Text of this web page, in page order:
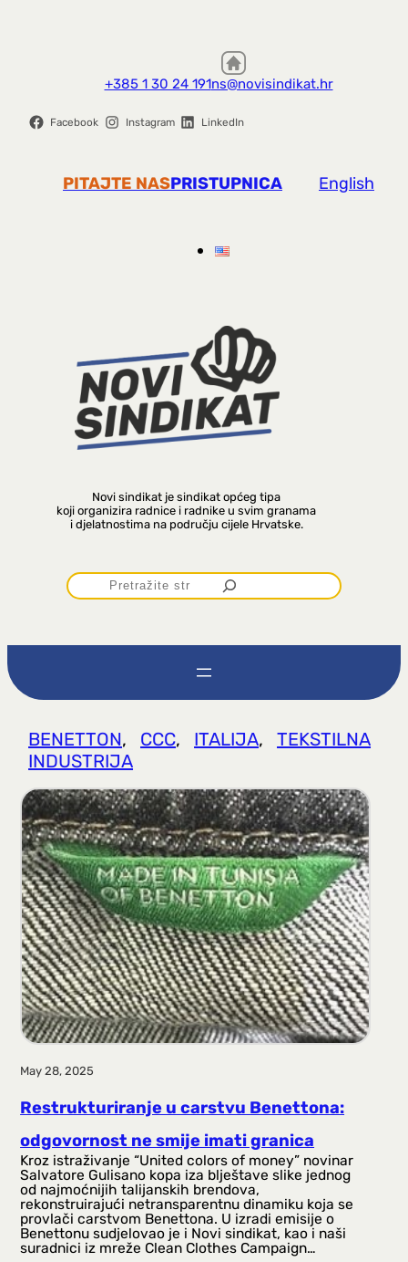
+385 1 30 24 191ns@novisindikat.hr
Facebook Instagram LinkedIn
PITAJTE NASPRISTUPNICA English
Novi sindikat je sindikat općeg tipa
koji organizira radnice i radnike u svim granama
i djelatnostima na području cijele Hrvatske.
P
r
t
r
a
g
a
BENETTON, CCC, ITALIJA,
TEKSTILNA
INDUSTRIJA
May 28, 2025
Restrukturiranje u carstvu Benettona:
odgovornost ne smije imati granica
Kroz istraživanje “United colors of money” novinar
Salvatore Gulisano kopa iza blještave slike jednog
od najmoćnijih talijanskih brendova,
rekonstruirajući netransparentnu dinamiku koja se
provlači carstvom Benettona. U izradi emisije o
Benettonu sudjelovao je i Novi sindikat, kao i naši
suradnici iz mreže Clean Clothes Campaign…